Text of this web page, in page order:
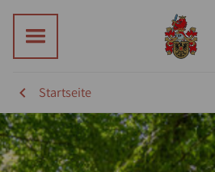
Startseite